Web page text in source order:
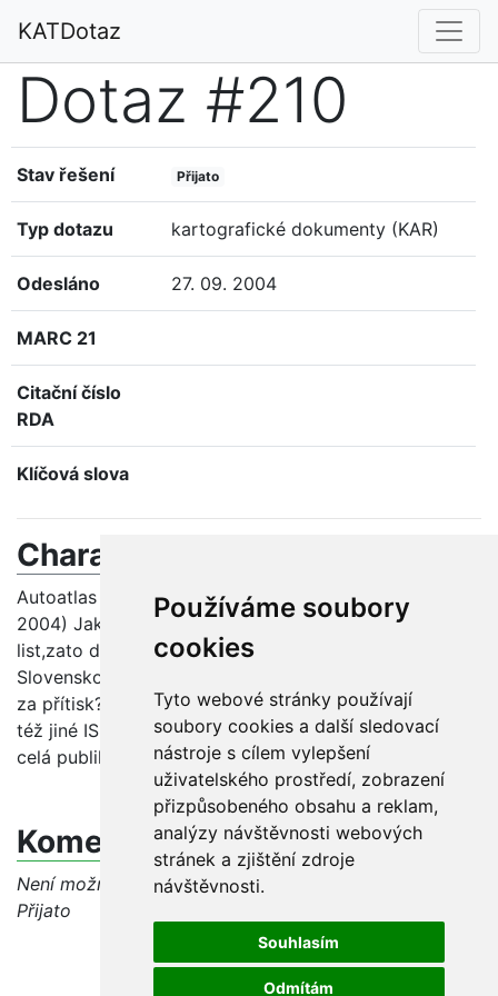
Používáme soubory
cookies
Tyto webové stránky používají
soubory cookies a další sledovací
nástroje s cílem vylepšení
uživatelského prostředí, zobrazení
přizpůsobeného obsahu a reklam,
analýzy návštěvnosti webových
stránek a zjištění zdroje
návštěvnosti.
Souhlasím
Odmítám
KATDotaz
Dotaz #210
Stav řešení Přijato
Typ dotazu kartografické dokumenty (KAR)
Odesláno 27. 09. 2004
MARC 21
Citační číslo
RDA
Klíčová slova
Charakteristika problému
Autoatlas Česko Slovensko 2004/2005 (Vydal Žaket
2004) Jak tuto publikaci katalogizovat, nemá-li titulní
list,zato dvě různé tiráže - společnou pro Česko i
Slovensko a další pro českou část. Lze to považovat
za přítisk? Česká část má kromě vlastního stránkování
též jiné ISBN (80-7233-155-8 Česko, 80-7233-162-0
celá publikace).
Komentáře
Není možné vkládat komentáře, jelikož dotaz má stav
Přijato